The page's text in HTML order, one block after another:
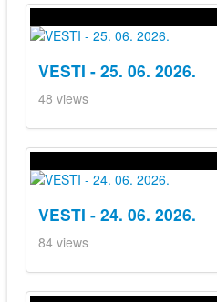
VESTI - 25. 06. 2026.
48 views
VESTI - 24. 06. 2026.
84 views